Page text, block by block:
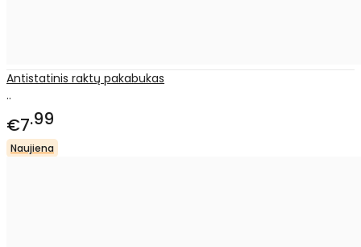
Antistatinis raktų pakabukas
..
€7 99
Naujiena